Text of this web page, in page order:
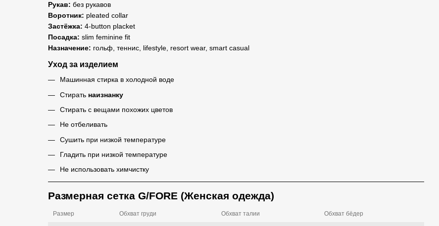
Рукав: без рукавов
Воротник: pleated collar
Застёжка: 4-button placket
Посадка: slim feminine fit
Назначение: гольф, теннис, lifestyle, resort wear, smart casual
Уход за изделием
Машинная стирка в холодной воде
Стирать наизнанку
Стирать с вещами похожих цветов
Не отбеливать
Сушить при низкой температуре
Гладить при низкой температуре
Не использовать химчистку
Размерная сетка G/FORE (Женская одежда)
Размер Обхват груди Обхват талии Обхват бёдер